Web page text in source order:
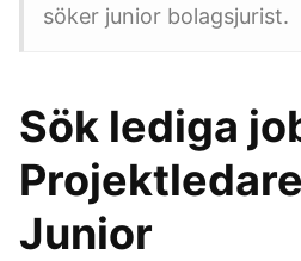
söker junior bolagsjurist.
Sök lediga
Junior